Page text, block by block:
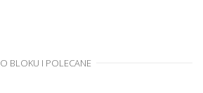
O BLOKU I POLECANE